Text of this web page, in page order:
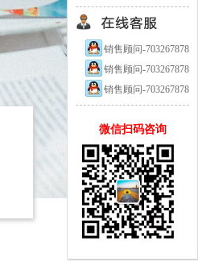
销售顾问-703267878
销售顾问-703267878
销售顾问-703267878
微信扫码咨询